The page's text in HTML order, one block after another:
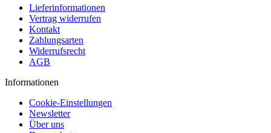
Lieferinformationen
Vertrag widerrufen
Kontakt
Zahlungsarten
Widerrufsrecht
AGB
Informationen
Cookie-Einstellungen
Newsletter
Über uns